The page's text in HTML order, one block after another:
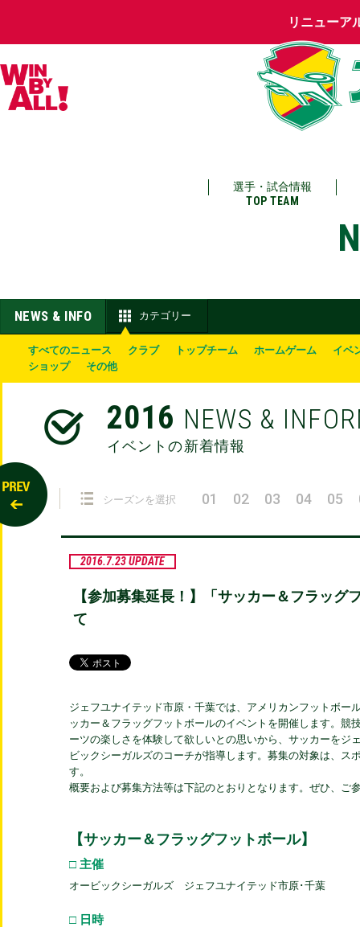
リニューア
選手・試合情報
TOP TEAM
NEWS & INFO カテゴリー
すべてのニュース クラブ トップチーム ホームゲーム
イベ
ショップ
その他
2016 NEWS &
イベントの新着情報
シーズンを選択 01 02 03 04 05
2016.7.23 UPDATE
【参加募集延長！】「サッカー＆フラッグ
て
ジェフユナイテッド市原・千葉では、アメリカンフットボー
ッカー＆フラッグフットボールのイベントを開催します。競
ーツの楽しさを体験して欲しいとの思いから、サッカーをジ
ビックシーガルズのコーチが指導します。募集の対象は、ス
す。
概要および募集方法等は下記のとおりとなります。ぜひ、ご
【サッカー＆フラッグフットボール】
□ 主催
オービックシーガルズ ジェフユナイテッド市原･千葉
□ 日時